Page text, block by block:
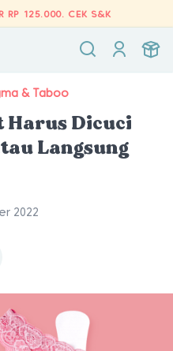
RP 125.000. CEK S&K
& Taboo
Harus Dicuci
Langsung
2022